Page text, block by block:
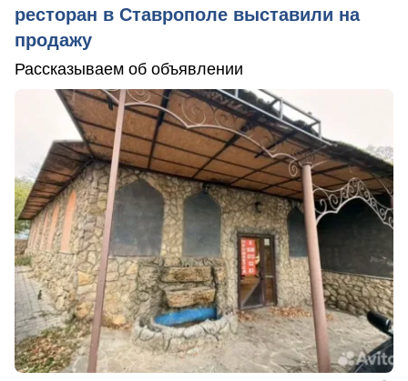
ресторан в Ставрополе выставили на
продажу
Рассказываем об объявлении